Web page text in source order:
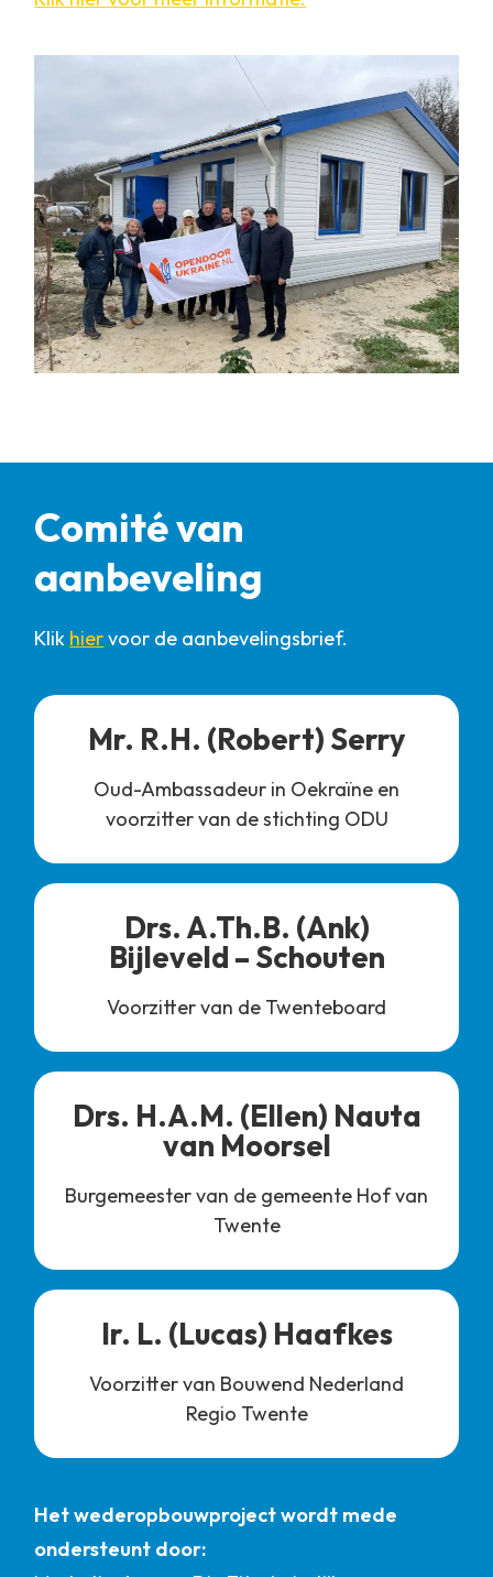
Comité van
aanbeveling
Klik hiervoor de aanbevelingsbrief.
Mr. R.H. (Robert) Serry
Oud-Ambassadeur in Oekraïne en
voorzitter van de stichting ODU
Drs. A.Th.B. (Ank)
Bijleveld – Schouten
Voorzitter van de Twenteboard
Drs. H.A.M. (Ellen) Nauta
van Moorsel
Burgemeester van de gemeente Hof van
Twente
Ir. L. (Lucas) Haafkes
Voorzitter van Bouwend Nederland
Regio Twente
Het wederopbouwproject wordt mede
ondersteunt door: